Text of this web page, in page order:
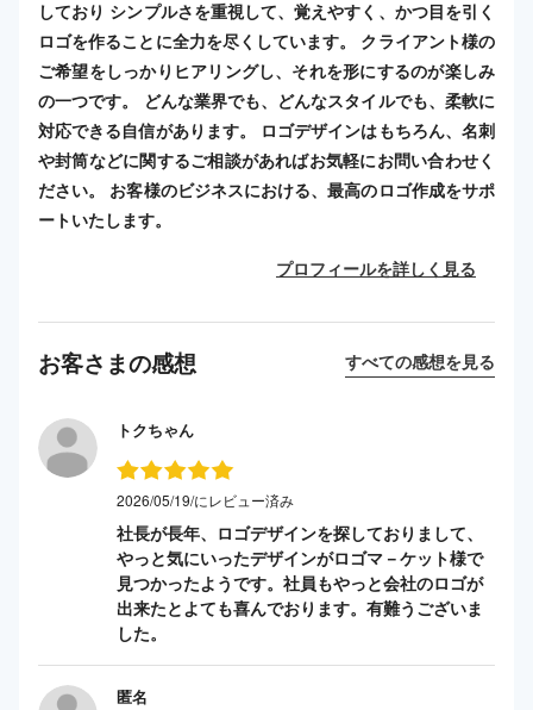
しており シンプルさを重視して、覚えやすく、かつ目を引く
ロゴを作ることに全力を尽くしています。 クライアント様の
ご希望をしっかりヒアリングし、それを形にするのが楽しみ
の一つです。 どんな業界でも、どんなスタイルでも、柔軟に
対応できる自信があります。 ロゴデザインはもちろん、名刺
や封筒などに関するご相談があればお気軽にお問い合わせく
ださい。 お客様のビジネスにおける、最高のロゴ作成をサポ
ートいたします。
プロフィールを詳しく見る
お客さまの感想 すべての感想を見る
トクちゃん
2026/05/19/にレビュー済み
社長が長年、ロゴデザインを探しておりまして、
やっと気にいったデザインがロゴマ－ケット様で
見つかったようです。社員もやっと会社のロゴが
出来たとよても喜んでおります。有難うございま
した。
匿名